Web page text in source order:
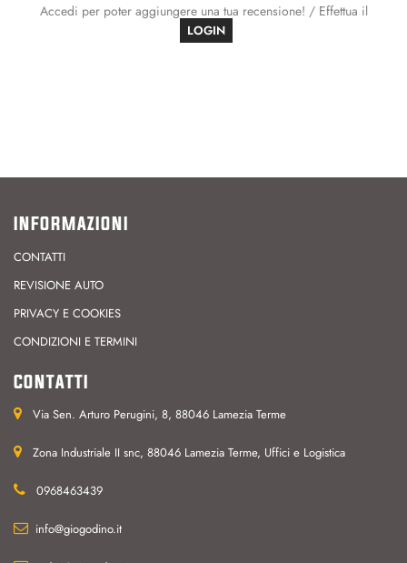
Accedi per poter aggiungere una tua recensione! / Effettua il
LOGIN
INFORMAZIONI
CONTATTI
REVISIONE AUTO
PRIVACY E COOKIES
CONDIZIONI E TERMINI
CONTATTI
Via Sen. Arturo Perugini, 8, 88046 Lamezia Terme
Zona Industriale II snc, 88046 Lamezia Terme, Uffici e Logistica
0968463439
info@giogodino.it